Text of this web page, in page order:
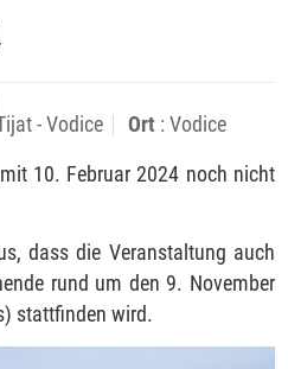
- Vodice Ort : Vodice
10. Februar 2024 noch nicht
dass die Veranstaltung auch
rund um den 9. November
stattfinden wird.